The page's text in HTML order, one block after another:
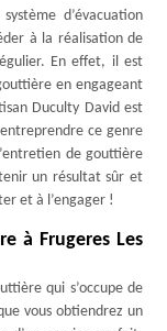
d’évacuation
à la réalisation de
En effet, il est
en engageant
Duculty David est
ce genre
de gouttière
un résultat sûr et
et à l’engager !
à Frugeres Les
qui s’occupe de
vous obtiendrez un